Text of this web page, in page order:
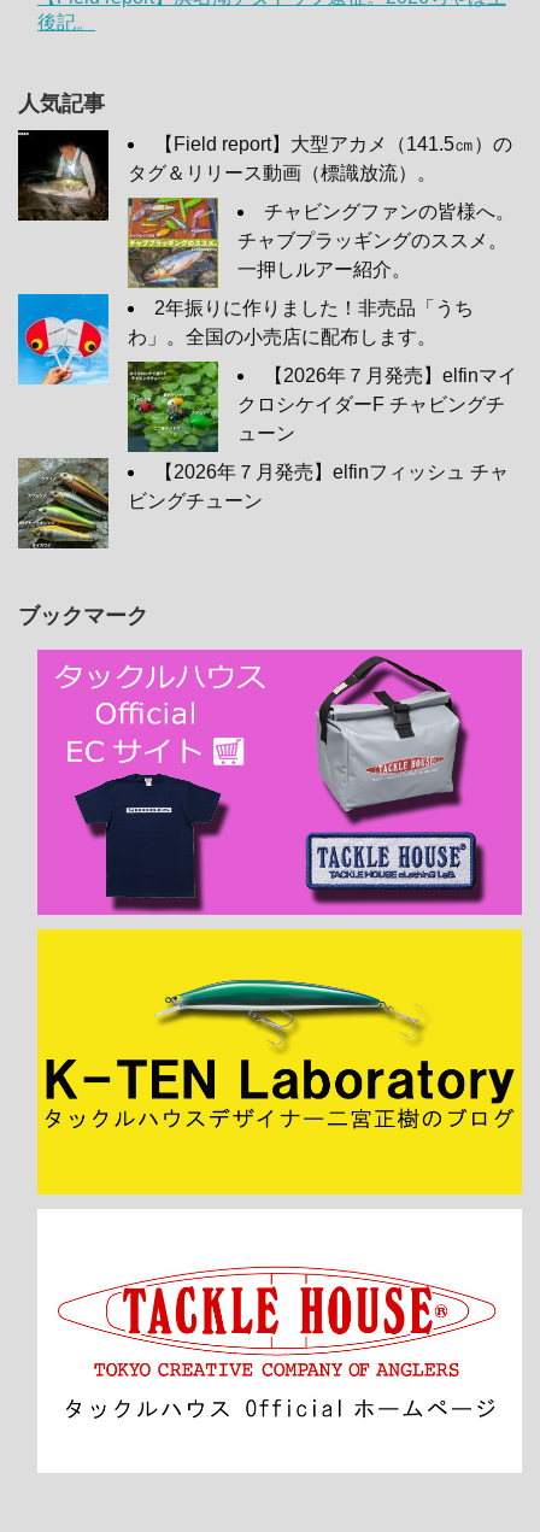
後記。
人気記事
【Field report】大型アカメ（141.5㎝）の
タグ＆リリース動画（標識放流）。
チャビングファンの皆様へ。
チャブプラッギングのススメ。
一押しルアー紹介。
2年振りに作りました！非売品「うち
わ」。全国の小売店に配布します。
【2026年７月発売】elfinマイ
クロシケイダーF チャビングチ
ューン
【2026年７月発売】elfinフィッシュ チャ
ビングチューン
ブックマーク